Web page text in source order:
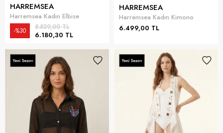
HARREMSEA
Harremsea Kadın Elbise
6.180,30 TL
8.829,00 TL
%30
HARREMSEA
Harremsea Kadın Kimono
6.499,00 TL